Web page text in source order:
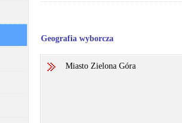
Geografia wyborcza
Miasto Zielona Góra